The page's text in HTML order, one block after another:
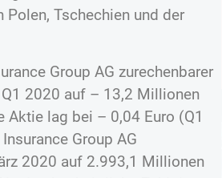
Tschechien und der
Group AG zurechenbarer
2020 auf – 13,2 Millionen
lag bei – 0,04 Euro (Q1
Group AG
2020 auf 2.993,1 Millionen